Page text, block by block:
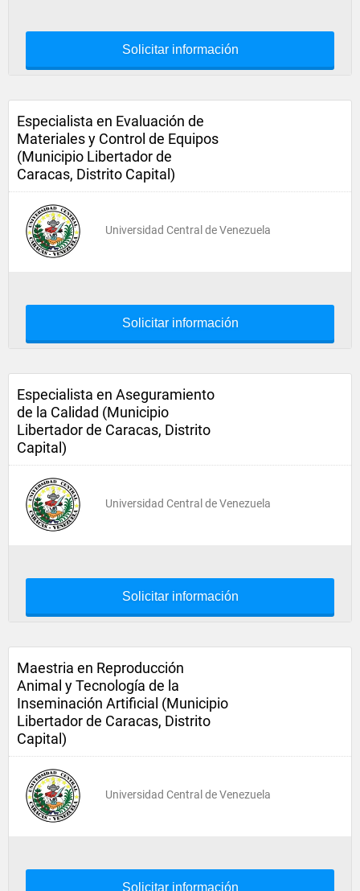
Solicitar información
Especialista en Evaluación de
Materiales y Control de Equipos
(Municipio Libertador de
Caracas, Distrito Capital)
Universidad Central de Venezuela
Solicitar información
Especialista en Aseguramiento
de la Calidad (Municipio
Libertador de Caracas, Distrito
Capital)
Universidad Central de Venezuela
Solicitar información
Maestria en Reproducción
Animal y Tecnología de la
Inseminación Artificial (Municipio
Libertador de Caracas, Distrito
Capital)
Universidad Central de Venezuela
Solicitar información